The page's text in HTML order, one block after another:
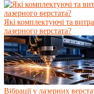
Які комплектуючі та
лазерного верстата?
Вібрації у лазерних